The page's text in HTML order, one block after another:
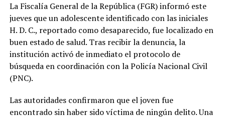
La Fiscalía General de la República (FGR) informó este
jueves que un adolescente identificado con las iniciales
H. D. C., reportado como desaparecido, fue localizado en
buen estado de salud. Tras recibir la denuncia, la
institución activó de inmediato el protocolo de
búsqueda en coordinación con la Policía Nacional Civil
(PNC).
Las autoridades confirmaron que el joven fue
encontrado sin haber sido víctima de ningún delito. Una